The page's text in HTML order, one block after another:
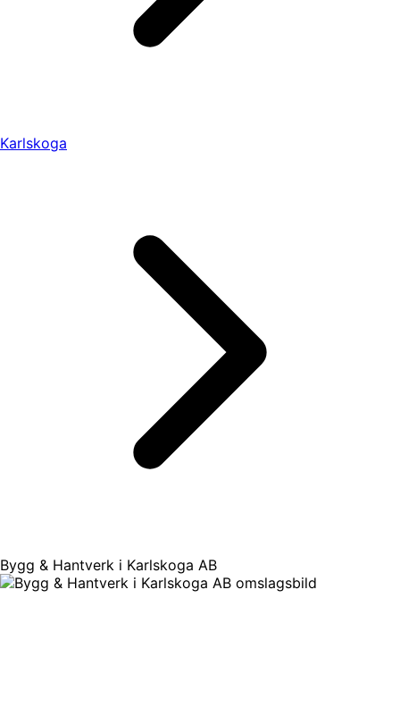
Karlskoga
Bygg & Hantverk i Karlskoga AB